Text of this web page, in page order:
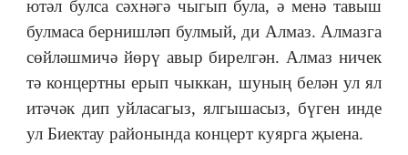
ютәл булса сәхнәгә чыгып була, ә менә тавыш
булмаса бернишләп булмый, ди Алмаз. Алмазга
сөйләшмичә йөрү авыр бирелгән. Алмаз ничек
тә концертны ерып чыккан, шуның белән ул ял
итәчәк дип уйласагыз, ялгышасыз, бүген инде
ул Биектау районында концерт куярга җыена.